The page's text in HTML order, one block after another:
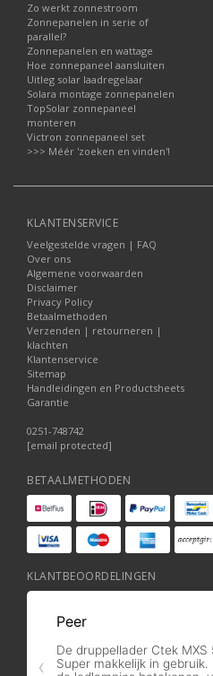
Zo werkt zonnestroom
Zonnepanelen in serie of
parallel?
Zonnepanelen en wattage
Hoe zonnepaneel aansluiten
Uitleg solar laadregelaar
Solara montage zonnepanelen
TopSolar zonnepaneel
monteren
Victron zonnepaneel set
>>> Méér 'zoeken en vinden'!
KLANTENSERVICE
Veelgestelde vragen | FAQ
Over ons
Algemene voorwaarden
Disclaimer
Privacy Policy
Betaalmethoden
Verzenden | retourneren |
klachten
Klantenservice
Sitemap
Handleidingen en Productsheets
Garantie
0251-748742
[email protected]
BETAALMETHODEN
KLANTBEOORDELINGEN